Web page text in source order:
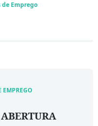
de Emprego
EMPREGO